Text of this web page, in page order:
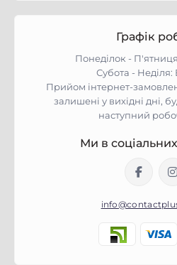
Графік
Понеділок -
Субота - Неділя:
Прийом інтернет-
залишені у вихідні дні,
наступний
Ми в